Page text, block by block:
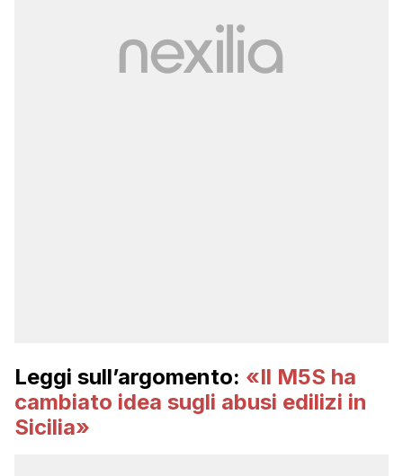
Leggi sull’argomento: «Il M5S ha
cambiato idea sugli abusi edilizi in
Sicilia»